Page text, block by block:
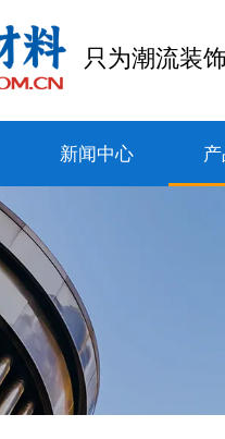
只为潮流装
新闻中心